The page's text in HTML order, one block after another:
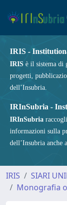
IRIS -
IRIS è il sistema di
progetti,
dell’Insubria.
IRInSubria -
IRInSubria
informazioni sulla
dell’Insubria anche
IRIS SIARI
Monografia